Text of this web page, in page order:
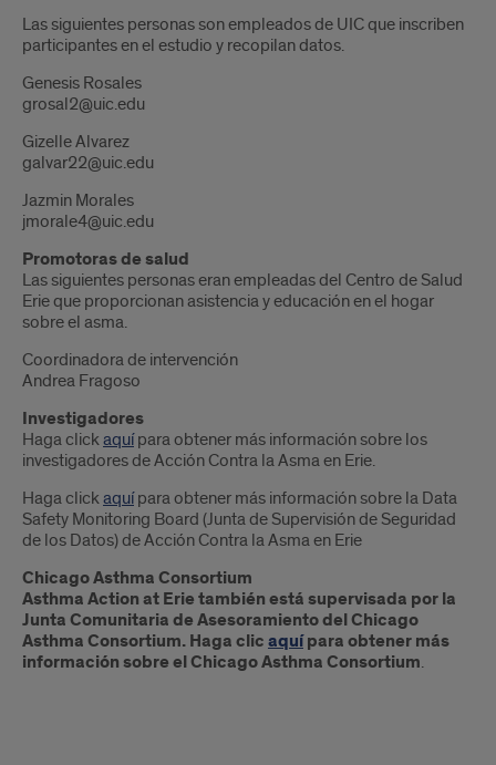
Las siguientes personas son empleados de UIC que inscriben
participantes en el estudio y recopilan datos.
Genesis Rosales
grosal2@uic.edu
Gizelle Alvarez
galvar22@uic.edu
Jazmin Morales
jmorale4@uic.edu
Promotoras de salud
Las siguientes personas eran empleadas del Centro de Salud
Erie que proporcionan asistencia y educación en el hogar
sobre el asma.
Coordinadora de intervención
Andrea Fragoso
Investigadores
Haga clickaquípara obtener más información sobre los
investigadores de Acción Contra la Asma en Erie.
Haga clickaquípara obtener más información sobre la Data
Safety Monitoring Board (Junta de Supervisión de Seguridad
de los Datos) de Acción Contra la Asma en Erie
Chicago Asthma Consortium
Asthma Action at Erie también está supervisada por la
Junta Comunitaria de Asesoramiento del Chicago
Asthma Consortium. Haga clicaquípara obtener más
información sobre el Chicago Asthma Consortium.